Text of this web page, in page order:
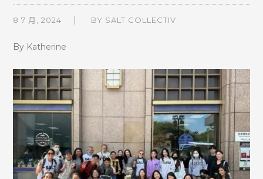
8 7 月, 2024 BY SALT COLLECTIV
By Katherine